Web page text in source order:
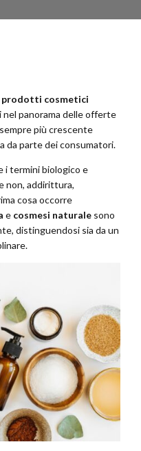
prodotti cosmetici
panorama delle offerte
più crescente
da parte dei consumatori.
i termini biologico e
non, addirittura,
cosa occorre
e cosmesi naturale sono
distinguendosi sia da un